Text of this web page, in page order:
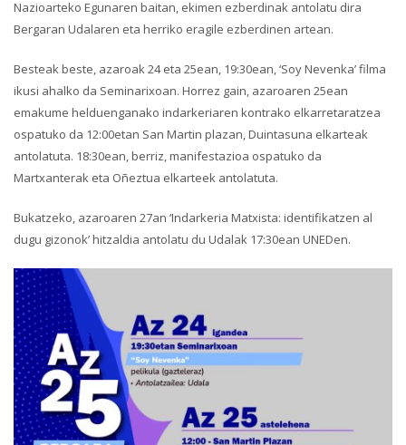
Nazioarteko Egunaren baitan, ekimen ezberdinak antolatu dira
Bergaran Udalaren eta herriko eragile ezberdinen artean.
Besteak beste, azaroak 24 eta 25ean, 19:30ean, ‘Soy Nevenka’ filma
ikusi ahalko da Seminarixoan. Horrez gain, azaroaren 25ean
emakume helduenganako indarkeriaren kontrako elkarretaratzea
ospatuko da 12:00etan San Martin plazan, Duintasuna elkarteak
antolatuta. 18:30ean, berriz, manifestazioa ospatuko da
Martxanterak eta Oñeztua elkarteek antolatuta.
Bukatzeko, azaroaren 27an ‘Indarkeria Matxista: identifikatzen al
dugu gizonok’ hitzaldia antolatu du Udalak 17:30ean UNEDen.